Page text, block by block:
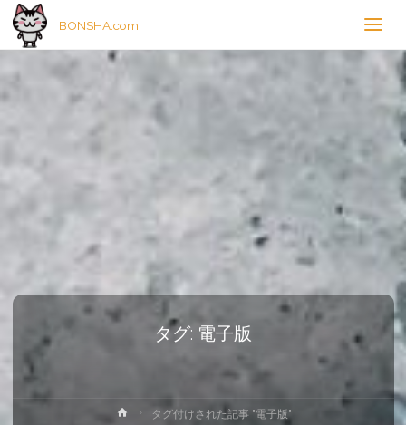
BONSHA.com
タグ: 電子版
ホ
タグ付けされた記事 "電子版"